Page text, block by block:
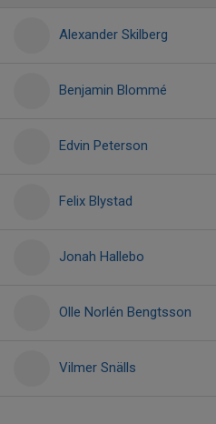
Alexander Skilberg
Benjamin Blommé
Edvin Peterson
Felix Blystad
Jonah Hallebo
Olle Norlén Bengtsson
Vilmer Snälls